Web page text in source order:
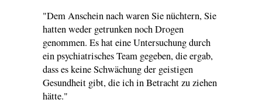
"Dem Anschein nach waren Sie nüchtern, Sie
hatten weder getrunken noch Drogen
genommen. Es hat eine Untersuchung durch
ein psychiatrisches Team gegeben, die ergab,
dass es keine Schwächung der geistigen
Gesundheit gibt, die ich in Betracht zu ziehen
hätte."